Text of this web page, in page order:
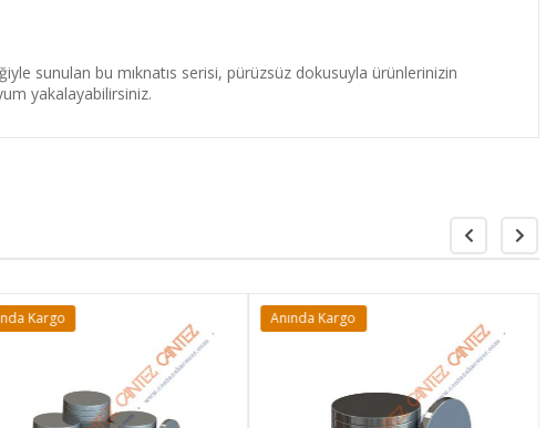
sunulan bu mıknatıs serisi, pürüzsüz dokusuyla ürünlerinizin
yakalayabilirsiniz.
Kargo Anında Kargo